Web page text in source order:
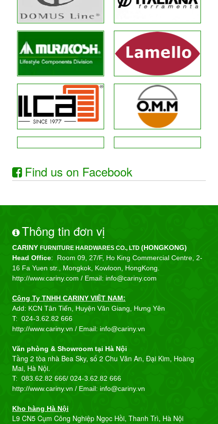
Find us on Facebook
Thông tin đơn vị
CARINY FURNITURE HARDWARES CO., LTD (HONGKONG)
Head Office: Room 09, 27/F, Ho King Commercial Centre, 2-
16 Fa Yuen str., Mongkok, Kowloon, HongKong.
http://www.cariny.com / Email: info@cariny.com
Công Ty TNHH CARINY VIỆT NAM:
Add: KCN Tân Tiến, Huyện Văn Giang, Hưng Yên
T: 024-3.62.82 666
http://www.cariny.vn / Email: info@cariny.vn
Văn phòng & Showroom tại Hà Nội
Tầng 2 tòa nhà Bea Sky, số 2 Chu Văn An, Đại Kim, Hoàng
Mai, Hà Nội.
T: 083.62.82 666/ 024-3.62.82 666
http://www.cariny.vn / Email: info@cariny.vn
Kho hàng Hà Nội
L9 CN5 Cụm Công Nghiệp Ngọc Hồi, Thanh Trì, Hà Nội